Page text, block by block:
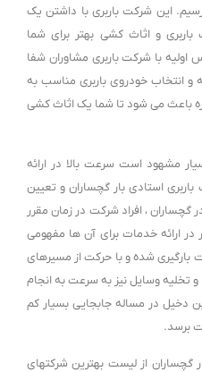
این شرکت باربری با داشتن یک
و اثاث کشی بهتر برای شما
اولیه با شرکت باربری مشاوران شفا
و انتخاب خودروی باربری مناسب به
باعث می شود تا شما یک اثاث کشی
مشهود است سرعت بالا در ارائه
استادی بار گچساران و تعیین
، افراد شرکت در زمان مقرر
ارائه خدمات برای آن ها مفهومی
بارگیری شده و با حرکت از مسیرهای
تخلیه وسایل نیز به سرعت به انجام
دخیل در مساله جابجایی بسیار کم
برسد.
گچساران از لیست بهترین شرکتهای